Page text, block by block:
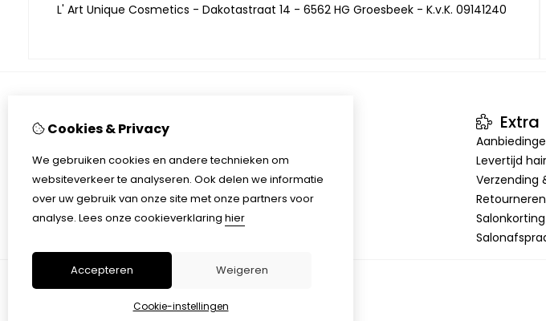
L' Art Unique Cosmetics - Dakotastraat 14 - 6562 HG Groesbeek - K.v.K. 09141240
Informatie
Algemene voorwaarden
Privacy
Extra
Levertijd
Verzending
Salonkorting
Cookies & Privacy
We gebruiken cookies en andere technieken om
websiteverkeer te analyseren. Ook delen we informatie
over uw gebruik van onze site met onze partners voor
analyse. Lees onze cookieverklaring hier
Accepteren Weigeren
Cookie-instellingen